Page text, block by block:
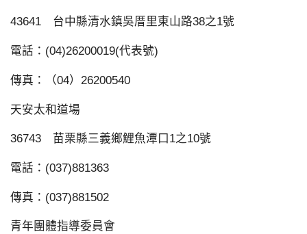
43641 台中縣清水鎮吳厝里東山路38之1號
電話：(04)26200019(代表號)
傳真：（04）26200540
天安太和道場
36743 苗栗縣三義鄉鯉魚潭口1之10號
電話：(037)881363
傳真：(037)881502
青年團體指導委員會